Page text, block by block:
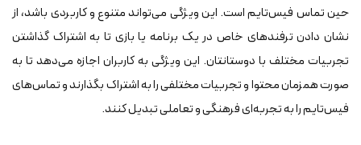
حین تماس فیس‌تایم است. این ویژگی می‌تواند متنوع و کاربردی باشد، از
نشان دادن ترفندهای خاص در یک برنامه یا بازی تا به اشتراک گذاشتن
تجربیات مختلف با دوستانتان. این ویژگی به کاربران اجازه می‌دهد تا به
صورت همزمان محتوا و تجربیات مختلفی را به اشتراک بگذارند و تماس‌های
فیس‌تایم را به تجربه‌ای فرهنگی و تعاملی تبدیل کنند.